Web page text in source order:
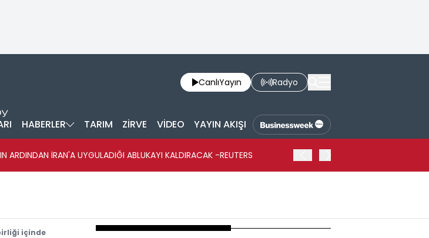
CanlıYayın Radyo
HABERLER TARIM ZİRVE VİDEO YAYIN AKIŞI
ARDINDAN İRAN'A UYGULADIĞI ABLUKAYI KALDIRACAK -REUTERS
içinde